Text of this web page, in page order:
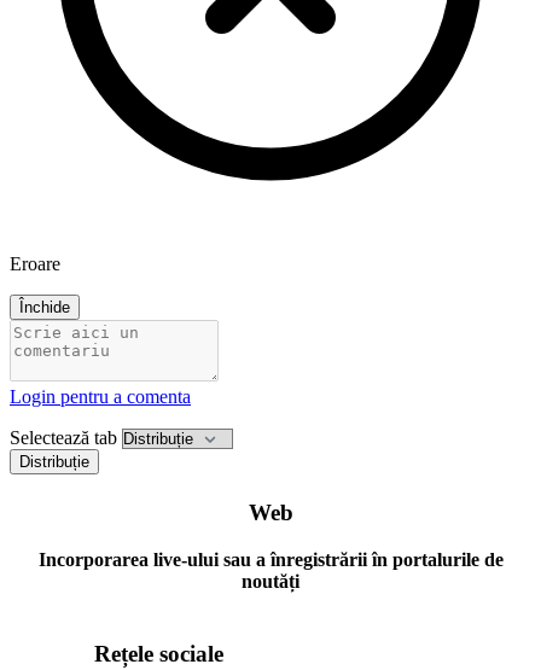
Eroare
Închide
Login pentru a comenta
Selectează tab
Distribuție
Web
Incorporarea live-ului sau a înregistrării în portalurile de
noutăți
Rețele sociale